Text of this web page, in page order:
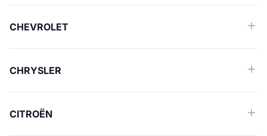
CHEVROLET
CHRYSLER
CITROËN